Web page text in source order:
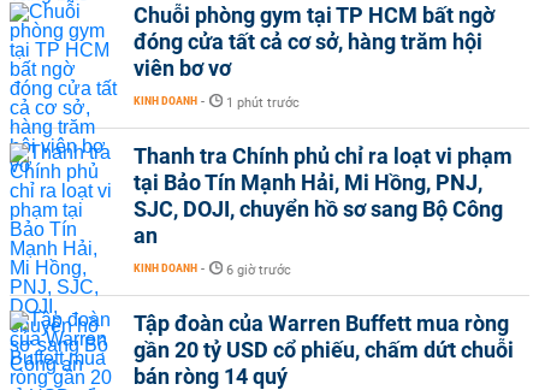
Chuỗi phòng gym tại TP HCM bất ngờ
đóng cửa tất cả cơ sở, hàng trăm hội
viên bơ vơ
KINH DOANH - 1 phút trước
Thanh tra Chính phủ chỉ ra loạt vi phạm
tại Bảo Tín Mạnh Hải, Mi Hồng, PNJ,
SJC, DOJI, chuyển hồ sơ sang Bộ Công
an
KINH DOANH - 6 giờ trước
Tập đoàn của Warren Buffett mua ròng
gần 20 tỷ USD cổ phiếu, chấm dứt chuỗi
bán ròng 14 quý